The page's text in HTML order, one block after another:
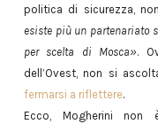
politica di sicurezza,
esiste più un partenariato
per scelta di Mosca».
dell’Ovest, non si
fermarsi a riflettere.
Ecco, Mogherini